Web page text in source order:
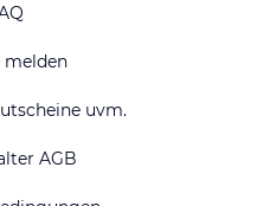
melden
uvm.
AGB